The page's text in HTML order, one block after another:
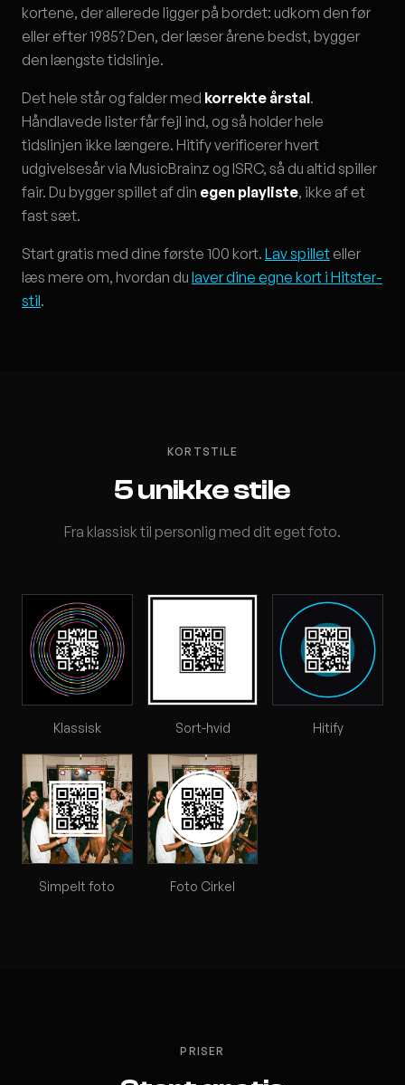
kortene, der allerede ligger på bordet: udkom den før
eller efter 1985? Den, der læser årene bedst, bygger
den længste tidslinje.
Det hele står og falder med korrekte årstal.
Håndlavede lister får fejl ind, og så holder hele
tidslinjen ikke længere. Hitify verificerer hvert
udgivelsesår via MusicBrainz og ISRC, så du altid spiller
fair. Du bygger spillet af din egen playliste, ikke af et
fast sæt.
Start gratis med dine første 100 kort. Lav spillet eller
læs mere om, hvordan du laver dine egne kort i Hitster-
stil.
KORTSTILE
5 unikke stile
Fra klassisk til personlig med dit eget foto.
Klassisk Sort-hvid Hitify
Simpelt foto Foto Cirkel
PRISER